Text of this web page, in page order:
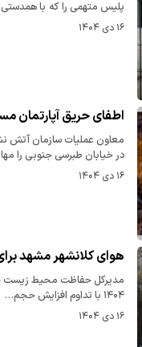
پلیس متهمی را که با همدستی
۱۶ دی ۱۴۰۴
اطفای حریق آپارتمان
معاون عملیات سازمان آتش
در خیابان طبرسی جنوبی را
۱۶ دی ۱۴۰۴
هوای کلانشهر مشهد
مدیرکل حفاظت محیط زیست
۱۴۰۴ با تداوم افزایش حجم…
۱۶ دی ۱۴۰۴